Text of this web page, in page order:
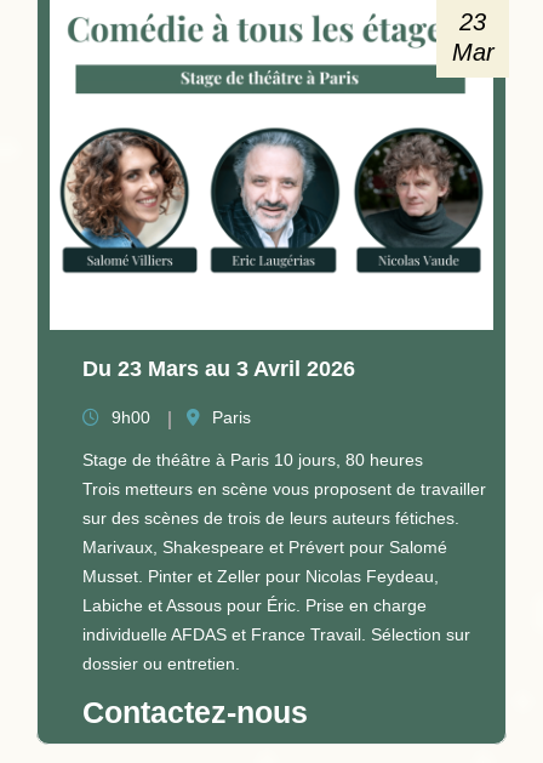
23
Mar
Du 23 Mars au 3 Avril 2026
9h00 Paris
Stage de théâtre à Paris 10 jours, 80 heures
Trois metteurs en scène vous proposent de travailler
sur des scènes de trois de leurs auteurs fétiches.
Marivaux, Shakespeare et Prévert pour Salomé
Musset. Pinter et Zeller pour Nicolas Feydeau,
Labiche et Assous pour Éric. Prise en charge
individuelle AFDAS et France Travail. Sélection sur
dossier ou entretien.
Contactez-nous